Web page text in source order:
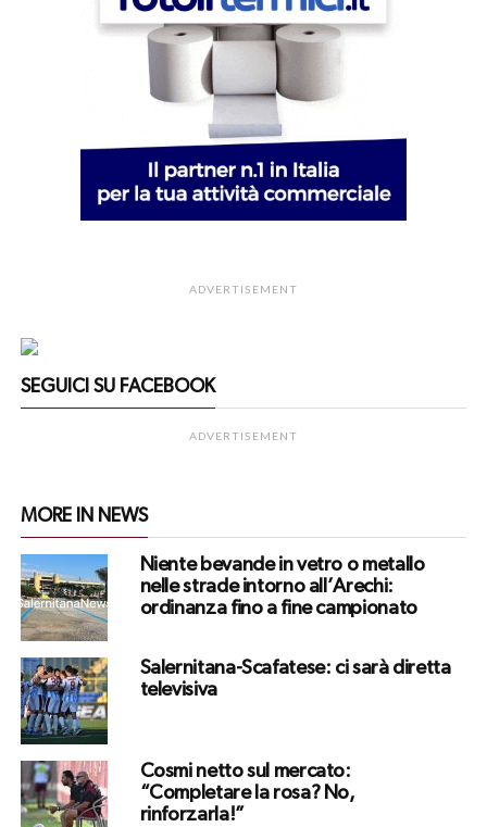
ADVERTISEMENT
SEGUICI SU FACEBOOK
ADVERTISEMENT
MORE IN NEWS
Niente bevande in vetro o metallo
nelle strade intorno all’Arechi:
ordinanza fino a fine campionato
Salernitana-Scafatese: ci sarà diretta
televisiva
Cosmi netto sul mercato:
“Completare la rosa? No,
rinforzarla!”